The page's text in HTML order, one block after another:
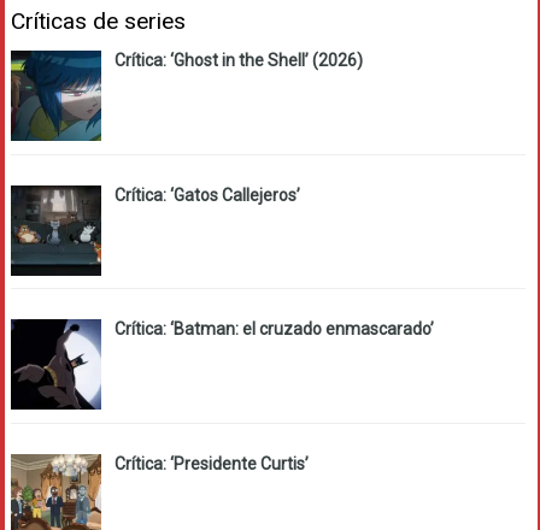
Críticas de series
Crítica: ‘Ghost in the Shell’ (2026)
Crítica: ‘Gatos Callejeros’
Crítica: ‘Batman: el cruzado enmascarado’
Crítica: ‘Presidente Curtis’